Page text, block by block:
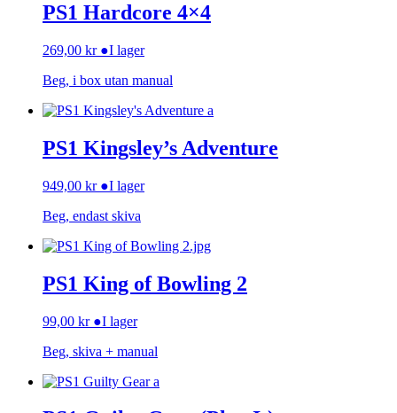
PS1 Hardcore 4×4
269,00 kr ●I lager
Beg, i box utan manual
PS1 Kingsley’s Adventure
949,00 kr ●I lager
Beg, endast skiva
PS1 King of Bowling 2
99,00 kr ●I lager
Beg, skiva + manual